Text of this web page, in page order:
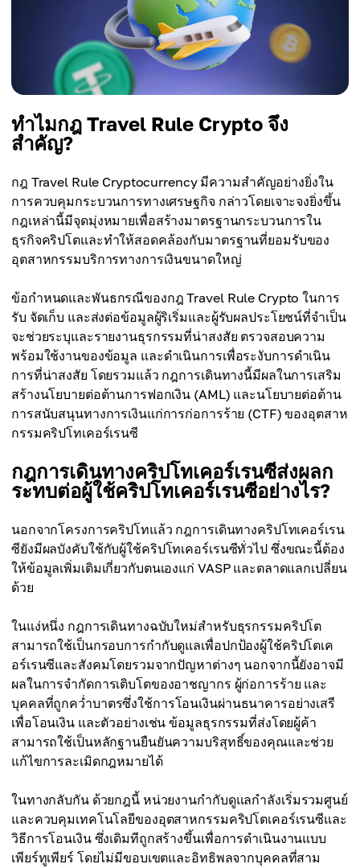
ทำไมกฎ Travel Rule Crypto จึง
สำคัญ?
กฎ Travel Rule Cryptocurrency มีความสำคัญอย่างยิ่งใน
การควบคุมกระบวนการทางเศรษฐกิจ กล่าวโดยเจาะจงยิ่งขึ้น
กฎเหล่านี้มีจุดมุ่งหมายเพื่อสร้างมาตรฐานกระบวนการใน
ธุรกิจคริปโตและทำให้สอดคล้องกับมาตรฐานที่ยอมรับของ
อุตสาหกรรมบริการทางการเงินขนาดใหญ่
ข้อกำหนดและพันธกรณีของกฎ Travel Rule Crypto ในการ
รับ จัดเก็บ และส่งต่อข้อมูลผู้ริเริ่มและผู้รับผลประโยชน์ที่จำเป็น
จะช่วยระบุและรายงานธุรกรรมที่น่าสงสัย ตรวจสอบความ
พร้อมใช้งานของข้อมูล และดำเนินการเพื่อระงับการดำเนิน
การที่น่าสงสัย โดยรวมแล้ว กฎการเดินทางนี้มีผลในการเสริม
สร้างนโยบายต่อต้านการฟอกเงิน (AML) และนโยบายต่อต้าน
การสนับสนุนทางการเงินแก่การก่อการร้าย (CTF) ของอุตสาห
กรรมคริปโทเคอร์เรนซี
กฎการเดินทางคริปโทเคอร์เรนซีส่งผลก
ระทบต่อผู้ใช้คริปโทเคอร์เรนซีอย่างไร?
นอกจากโครงการคริปโทแล้ว กฎการเดินทางคริปโทเคอร์เรน
ซียังมีผลบังคับใช้กับผู้ใช้คริปโทเคอร์เรนซีทั่วไป ซึ่งขณะนี้ต้อง
ให้ข้อมูลเพิ่มเติมเกี่ยวกับตนเองแก่ VASP และตลาดแลกเปลี่ยน
ด้วย
ในแง่หนึ่ง กฎการเดินทางฉบับใหม่สำหรับธุรกรรมคริปโต
สามารถใช้เป็นกรอบการกำกับดูแลเพื่อปกป้องผู้ใช้คริปโตเค
อร์เรนซีและสังคมโดยรวมจากปัญหาต่างๆ นอกจากนี้ยังอาจมี
ผลในการจำกัดการเติบโตของอาชญากร ผู้ก่อการร้าย และ
บุคคลที่ถูกคว่ำบาตรซึ่งใช้การโอนเงินผ่านธนาคารอย่างเสรี
เพื่อโอนเงิน และตัวอย่างเช่น ข้อมูลธุรกรรมที่ส่งโดยผู้ค้า
สามารถใช้เป็นหลักฐานยืนยันความบริสุทธิ์ของคุณและช่วย
แก้ไขการละเมิดกฎหมายได้
ในทางกลับกัน ด้วยกฎนี้ หน่วยงานกำกับดูแลกำลังเริ่มรวมศูนย์
และควบคุมเทคโนโลยีของอุตสาหกรรมคริปโตเคอร์เรนซีและ
วิธีการโอนเงิน ซึ่งเดิมทีถูกสร้างขึ้นเพื่อการดำเนินงานแบบ
เพียร์ทูเพียร์ โดยไม่มีขอบเขตและอิทธิพลจากบุคคลที่สาม